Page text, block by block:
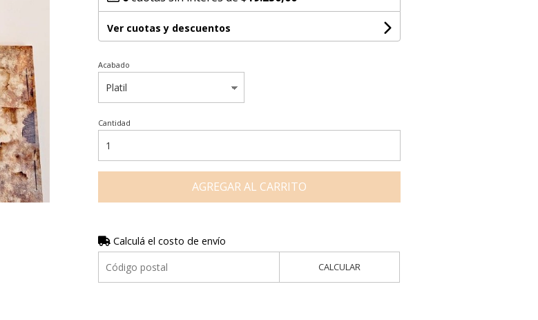
Ver cuotas y descuentos
Acabado
Cantidad
AGREGAR AL CARRITO
Calculá el costo de envío
CALCULAR